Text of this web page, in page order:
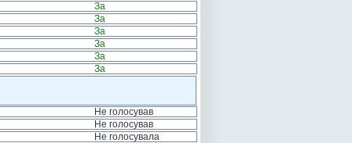
За
За
За
За
За
За
Не голосував
Не голосував
Не голосувала